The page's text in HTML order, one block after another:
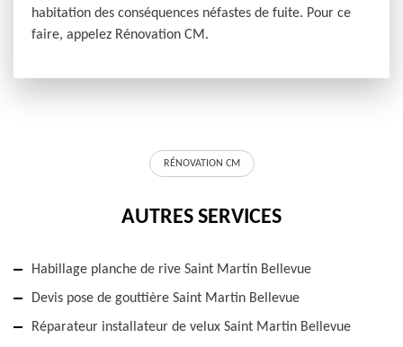
habitation des conséquences néfastes de fuite. Pour ce
faire, appelez Rénovation CM.
RÉNOVATION CM
AUTRES SERVICES
Habillage planche de rive Saint Martin Bellevue
Devis pose de gouttière Saint Martin Bellevue
Réparateur installateur de velux Saint Martin Bellevue